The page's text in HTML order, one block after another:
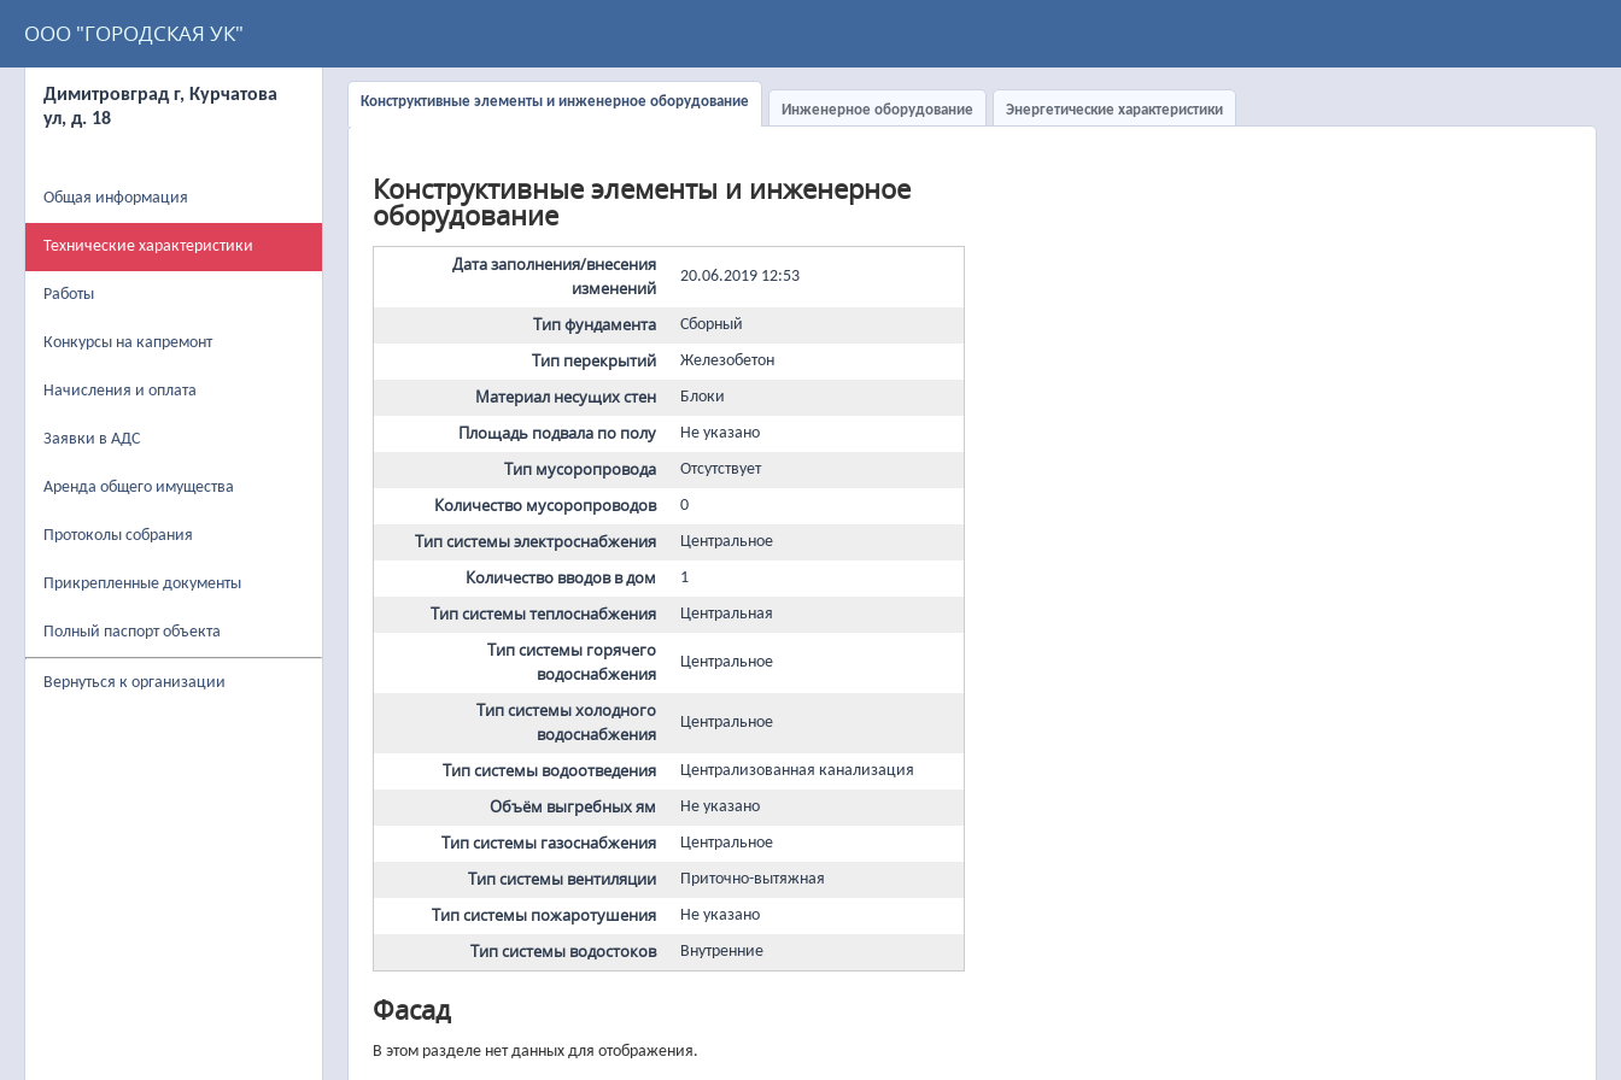
ООО "ГОРОДСКАЯ УК"
Димитровград г, Курчатова
ул, д. 18
Общая информация
Технические характеристики
Работы
Конкурсы на капремонт
Начисления и оплата
Заявки в АДС
Аренда общего имущества
Протоколы собрания
Прикрепленные документы
Полный паспорт объекта
Вернуться к организации
Конструктивные элементы и инженерное оборудование
Инженерное оборудование Энергетические характеристики
Конструктивные элементы и инженерное
оборудование
Дата заполнения/внесения
изменений
20.06.2019 12:53
Тип фундамента Сборный
Тип перекрытий Железобетон
Материал несущих стен Блоки
Площадь подвала по полу Не указано
Тип мусоропровода Отсутствует
Количество мусоропроводов 0
Тип системы электроснабжения Центральное
Количество вводов в дом 1
Тип системы теплоснабжения Центральная
Тип системы горячего
водоснабжения
Центральное
Тип системы холодного
водоснабжения
Центральное
Тип системы водоотведения Централизованная канализация
Объём выгребных ям Не указано
Тип системы газоснабжения Центральное
Тип системы вентиляции Приточно-вытяжная
Тип системы пожаротушения Не указано
Тип системы водостоков Внутренние
Фасад
В этом разделе нет данных для отображения.